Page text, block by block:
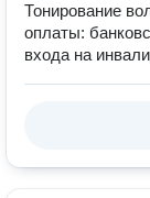
Тонирование
оплаты:
входа на